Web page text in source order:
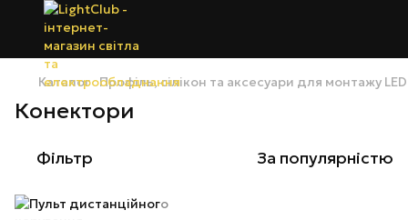
Каталог Профіль, сілікон та аксесуари для монтажу
Конектори
Фільтр За популярністю